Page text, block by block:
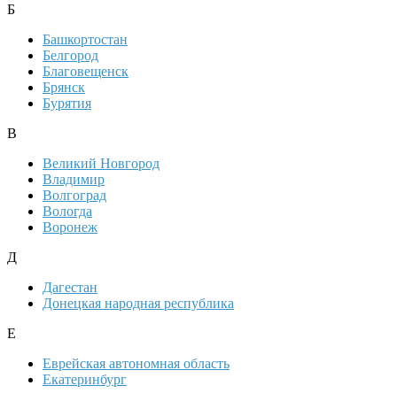
Б
Башкортостан
Белгород
Благовещенск
Брянск
Бурятия
В
Великий Новгород
Владимир
Волгоград
Вологда
Воронеж
Д
Дагестан
Донецкая народная республика
Е
Еврейская автономная область
Екатеринбург